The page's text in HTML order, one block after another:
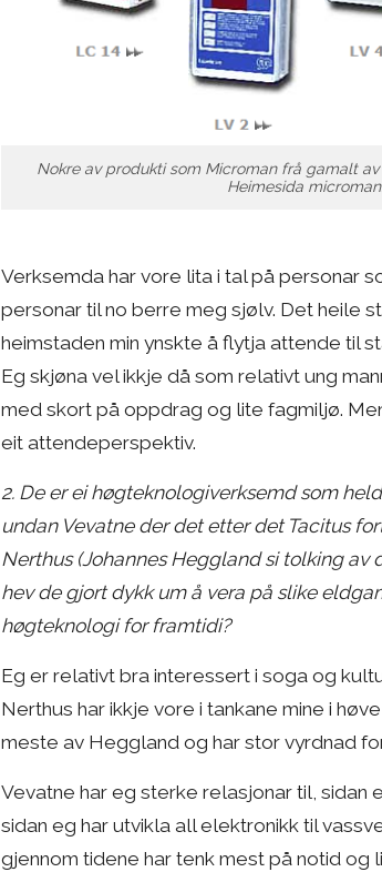
Nokre av produkti som Microman frå gamalt
Heimesida
Verksemda har vore lita i tal på personar
personar til no berre meg sjølv. Det heile
heimstaden min ynskte å flytja attende til
Eg skjøna vel ikkje då som relativt ung
med skort på oppdrag og lite fagmiljø.
eit attendeperspektiv.
2. De er ei høgteknologiverksemd som
undan Vevatne der det etter det Tacitus
Nerthus (Johannes Heggland si tolking av
hev de gjort dykk um å vera på slike
høgteknologi for framtidi?
Eg er relativt bra interessert i soga og
Nerthus har ikkje vore i tankane mine i
meste av Heggland og har stor vyrdnad
Vevatne har eg sterke relasjonar til, sidan
sidan eg har utvikla all elektronikk til
gjennom tidene har tenk mest på notid og